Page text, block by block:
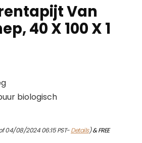
Van
40 X 100 X 1
biologisch
04/08/2024 06:15 PST-Details)&FREE